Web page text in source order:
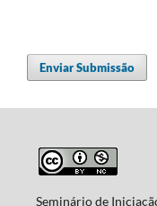
Enviar Submissão
Seminário de